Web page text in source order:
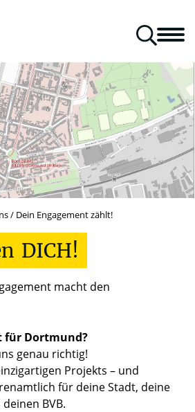
/ Dein Engagement zählt!
DICH!
macht den
für Dortmund?
genau richtig!
Projekts – und
für deine Stadt, deine
BVB.